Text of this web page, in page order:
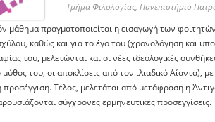
Τμήμα Φιλολογίας, Πανεπιστήμιο
μάθημα πραγματοποιείται η εισαγωγή των
καθώς και για το έγο του (χρονολόγηση και
του, μελετώνται και οι νέες ιδεολογικές
του, οι αποκλίσεις από τον ιλιαδικό Αίαντα),
προσέγγιση. Τέλος, μελετάται από μετάφραση η
σύγχρονες ερμηνευτικές προσεγγίσεις.